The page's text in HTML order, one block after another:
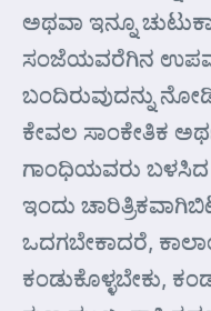
ಅಥವಾ ಇನ್ನೂ
ಸಂಜೆಯವರೆಗಿನ
ಬಂದಿರುವುದನ್ನು
ಕೇವಲ ಸಾಂಕೇತಿಕ
ಗಾಂಧಿಯವರು ಬಳಸಿದ
ಇಂದು
ಒದಗಬೇಕಾದರೆ,
ಕಂಡುಕೊಳ್ಳಬೇಕು,